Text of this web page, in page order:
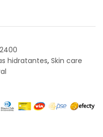
hidratantes, Skin care